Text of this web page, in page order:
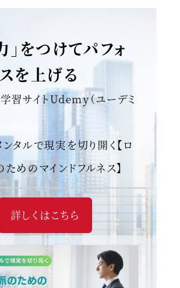
」をつけてパフォ
を上げる
習サイトUdemy（ユーデミ
タルで現実を切り開く【ロ
めのマインドフルネス】
詳しくはこちら